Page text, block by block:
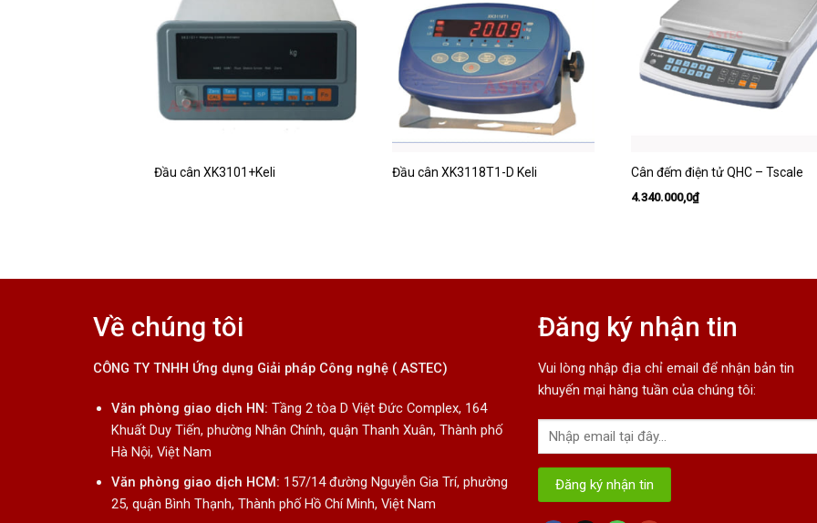
Đầu cân XK3101+Keli Đầu cân XK3118T1-D Keli Cân đếm điện tử QHC – Tscale
4.340.000,0₫
Về chúng tôi
CÔNG TY TNHH Ứng dụng Giải pháp Công nghệ ( ASTEC)
Văn phòng giao dịch HN: Tầng 2 tòa D Việt Đức Complex, 164
Khuất Duy Tiến, phường Nhân Chính, quận Thanh Xuân, Thành phố
Hà Nội, Việt Nam
Văn phòng giao dịch HCM: 157/14 đường Nguyễn Gia Trí, phường
25, quận Bình Thạnh, Thành phố Hồ Chí Minh, Việt Nam
Đăng ký nhận tin
Vui lòng nhập địa chỉ email để nhận bản tin
khuyến mại hàng tuần của chúng tôi: